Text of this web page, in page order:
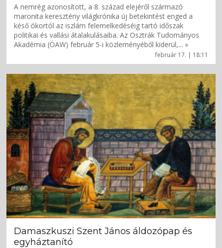
február 17. | 18:11
A nemrég azonosított, a 8. század elejéről származó
maronita keresztény világkrónika új betekintést enged a
késő ókortól az iszlám felemelkedéséig tartó időszak
politikai és vallási átalakulásaiba. Az Osztrák Tudományos
Akadémia (ÖAW) február 5-i közleményéből kiderül,... »
Damaszkuszi Szent János áldozópap és
egyháztanító